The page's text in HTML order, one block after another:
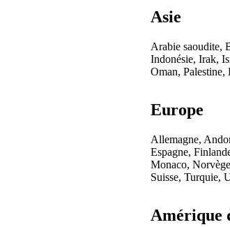
Asie
Arabie saoudite,
Indonésie, Irak,
Oman, Palestine,
Europe
Allemagne,
Espagne,
Monaco,
Suisse, Turquie,
Amérique